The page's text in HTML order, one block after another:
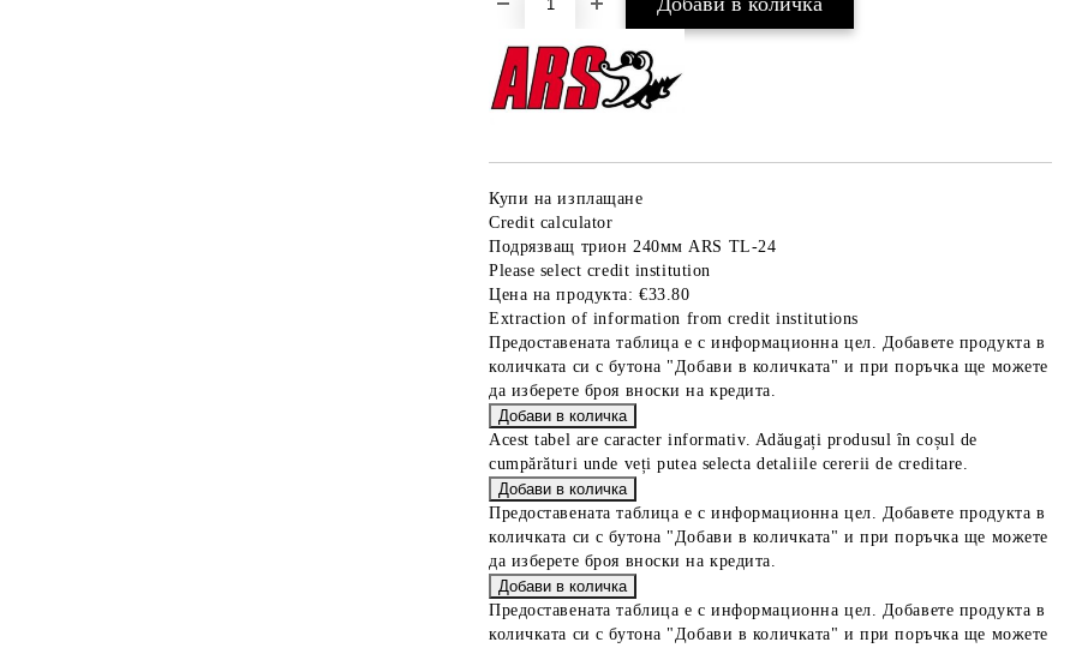
Купи на изплащане
Credit calculator
Подрязващ трион 240мм ARS TL-24
Please select credit institution
Цена на продукта: €33.80
Extraction of information from credit institutions
Предоставената таблица е с информационна цел. Добавете продукта в
количката си с бутона "Добави в количката" и при поръчка ще можете
да изберете броя вноски на кредита.
Acest tabel are caracter informativ. Adăugați produsul în coșul de
cumpărături unde veți putea selecta detaliile cererii de creditare.
Предоставената таблица е с информационна цел. Добавете продукта в
количката си с бутона "Добави в количката" и при поръчка ще можете
да изберете броя вноски на кредита.
Предоставената таблица е с информационна цел. Добавете продукта в
количката си с бутона "Добави в количката" и при поръчка ще можете